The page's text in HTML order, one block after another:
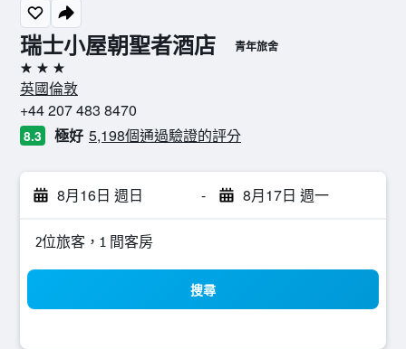
瑞士小屋朝聖者酒店 青年旅舍
3星級
英國倫敦
+44 207 483 8470
8.3 極好 5,198個通過驗證的評分
8月16日 週日 - 8月17日 週一
2位旅客，1 間客房
搜尋